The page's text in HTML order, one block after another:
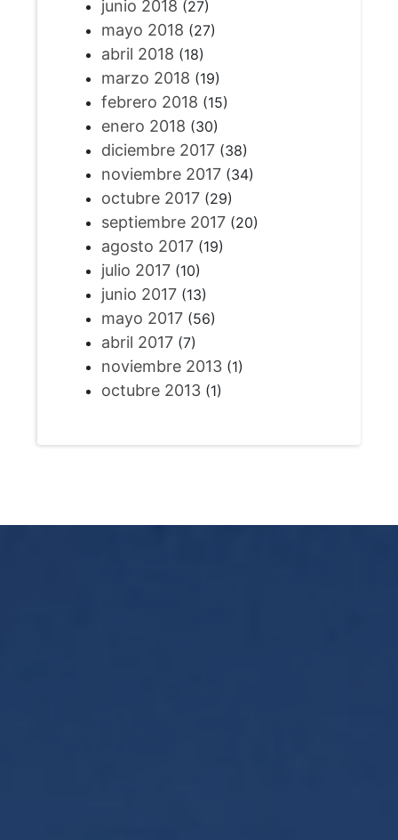
junio 2018 (27)
mayo 2018 (27)
abril 2018 (18)
marzo 2018 (19)
febrero 2018 (15)
enero 2018 (30)
diciembre 2017(38)
noviembre 2017(34)
octubre 2017(29)
septiembre 2017(20)
agosto 2017(19)
julio 2017(10)
junio 2017(13)
mayo 2017(56)
abril 2017(7)
noviembre 2013(1)
octubre 2013(1)